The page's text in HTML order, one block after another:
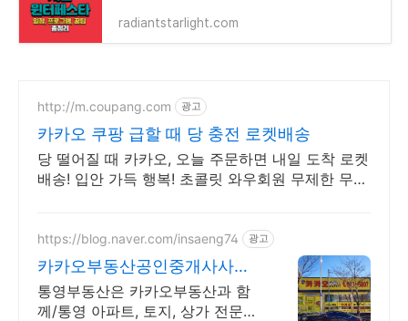
radiantstarlight.com
http://m.coupang.com 광고
카카오 쿠팡 급할 때 당 충전 로켓배송
당 떨어질 때 카카오, 오늘 주문하면 내일 도착 로켓
배송! 입안 가득 행복! 초콜릿 와우회원 무제한 무료
https://blog.naver.com/insaeng74 광고
카카오부동산공인중개사사무
소 통영대표 카카오부동산
통영부동산은 카카오부동산과 함
께/통영 아파트, 토지, 상가 전문상